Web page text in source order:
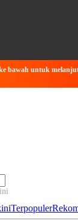
bawah untuk
Terpopuler